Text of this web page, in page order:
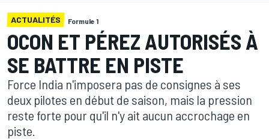
ACTUALITÉS Formule 1
OCON ET PÉREZ AUTORISÉS À
SE BATTRE EN PISTE
Force India n'imposera pas de consignes à ses
deux pilotes en début de saison, mais la pression
reste forte pour qu'il n'y ait aucun accrochage en
piste.